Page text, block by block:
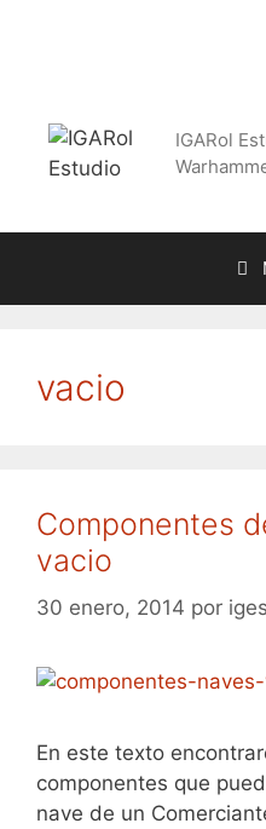
IGARol
vacio
Componentes
vacio
30 enero, 2014 por
En este texto
componentes que
nave de un